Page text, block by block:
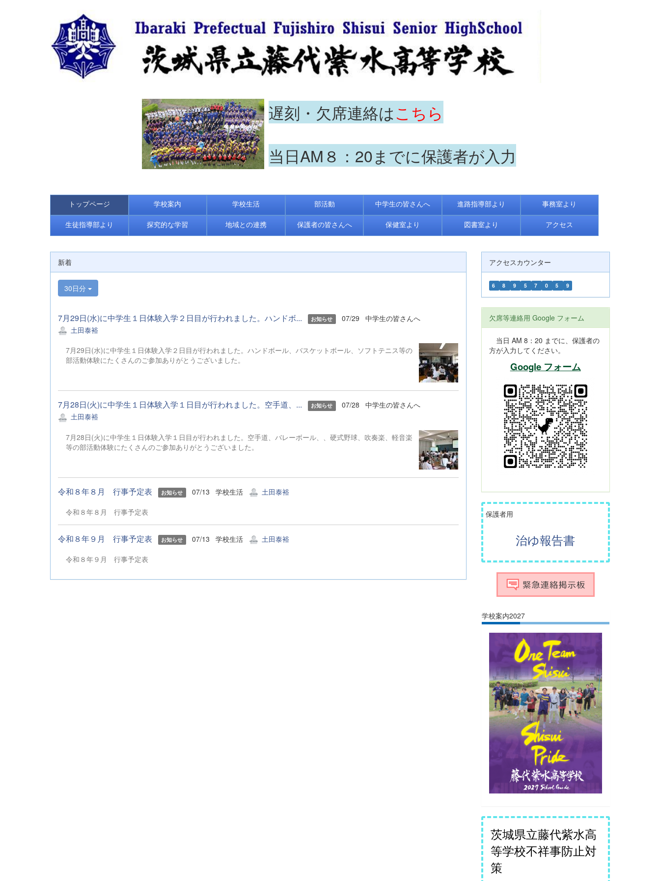
遅刻・欠席連絡はこちら
当日AM８：20までに保護者が入力
トップページ 学校案内 学校生活 部活動 中学生の皆さんへ 進路指導部より 事務室より
生徒指導部より 探究的な学習 地域との連携 保護者の皆さんへ 保健室より 図書室より アクセス
新着
30日分
7月29日(水)に中学生１日体験入学２日目が行われました。ハンドボ... お知らせ 07/29
中学生の皆さんへ
土田泰裕
7月29日(水)に中学生１日体験入学２日目が行われました。ハンドボール、バスケットボール、ソフトテニス等の
部活動体験にたくさんのご参加ありがとうございました。
7月28日(火)に中学生１日体験入学１日目が行われました。空手道、... お知らせ 07/28
中学生の皆さんへ
土田泰裕
7月28日(火)に中学生１日体験入学１日目が行われました。空手道、バレーボール、、硬式野球、吹奏楽、軽音楽
等の部活動体験にたくさんのご参加ありがとうございました。
令和８年８月 行事予定表 お知らせ 07/13 学校生活 土田泰裕
令和８年８月 行事予定表
令和８年９月 行事予定表 お知らせ 07/13 学校生活 土田泰裕
令和８年９月 行事予定表
アクセスカウンター
6 8 9 5 7 0 5 9
欠席等連絡用 Google フォーム
当日 AM 8：20 までに、保護者の
方が入力してください。
Google フォーム
保護者用
治ゆ報告書
学校案内2027
茨城県立藤代紫水高
等学校不祥事防止対
策